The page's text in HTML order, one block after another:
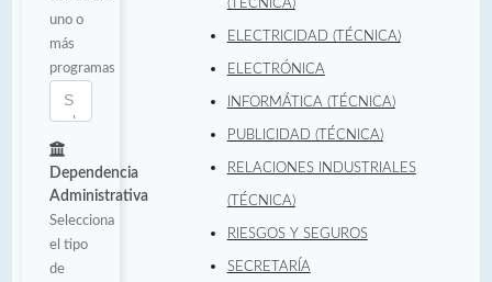
uno o
más
programas
Dependencia
Administrativa
Selecciona
el tipo
de
(TÉCNICA)
ELECTRICIDAD (TÉCNICA)
ELECTRÓNICA
INFORMÁTICA (TÉCNICA)
PUBLICIDAD (TÉCNICA)
RELACIONES INDUSTRIALES
(TÉCNICA)
RIESGOS Y SEGUROS
SECRETARÍA